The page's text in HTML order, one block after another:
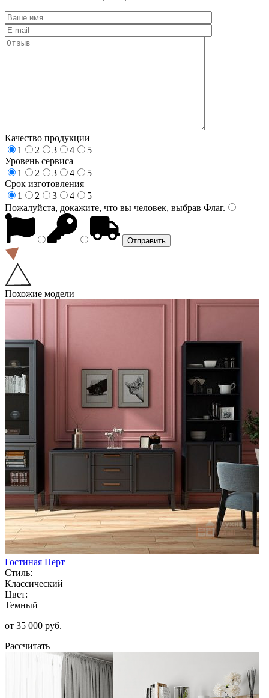
Качество продукции
1
2 3 4
5
Уровень сервиса
1
2 3 4
5
Срок изготовления
1
2 3 4
5
Пожалуйста, докажите, что вы человек, выбрав Флаг.
Похожие модели
Гостиная Перт
Стиль:
Классический
Цвет:
Темный
от 35 000 руб.
Рассчитать